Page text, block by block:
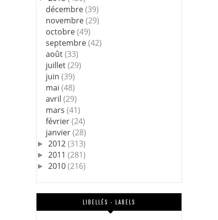
décembre(39)
novembre(29)
octobre(49)
septembre(42)
août(33)
juillet(29)
juin(39)
mai(48)
avril(29)
mars(41)
février(24)
janvier(28)
► 2012(313)
► 2011 (281)
► 2010(216)
LIBELLÉS - LABELS